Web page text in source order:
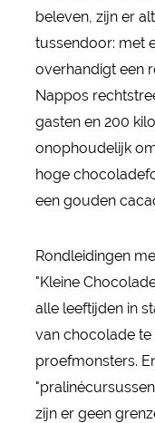
beleven, zijn er
tussendoor: met
overhandigt een
Nappos
gasten en 200
onophoudelijk
hoge
een gouden
Rondleidingen
"Kleine
alle leeftijden in
van chocolade
proefmonsters.
zijn er geen